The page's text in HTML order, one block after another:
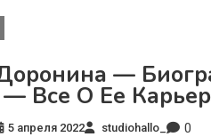
—
Все О Ее
5 апреля 2022 studiohallo_ 0